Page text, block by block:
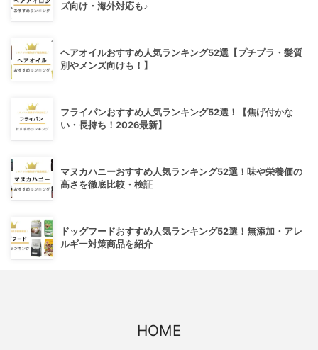
ズ向け・海外対応も♪
ヘアオイルおすすめ人気ランキング52選【プチプラ・髪質
別やメンズ向けも！】
フライパンおすすめ人気ランキング52選！【焦げ付かな
い・長持ち！2026最新】
マヌカハニーおすすめ人気ランキング52選！味や栄養価の
高さを徹底比較・検証
ドッグフードおすすめ人気ランキング52選！無添加・アレ
ルギー対策商品を紹介
HOME